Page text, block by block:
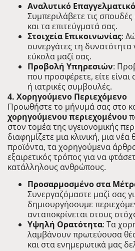
Αναλυτικό
Συμπεριλάβετε τις σπουδές
και τα επιτεύγματά σας.
Στοιχεία Επικοινωνίας:
συνεργάτες τη δυνατότητα
εύκολα μαζί σας.
Προβολή Υπηρεσιών:
που προσφέρετε, είτε
ή ιατρικές συμβουλές.
4. Χορηγούμενο Περιεχόμενο
Προωθήστε το μήνυμά σας στο
χορηγούμενου περιεχομένου
στον τομέα της υγειονομικής
διαφημίζετε μια κλινική, μια νέα
προϊόντα, τα χορηγούμενα
εξαιρετικός τρόπος για να
κατάλληλους ανθρώπους.
Προσαρμοσμένο στα
Συνεργαζόμαστε μαζί σας
δημιουργήσουμε
ανταποκρίνεται στους
Υψηλή Ορατότητα: Τα
λαμβάνουν πρωτεύουσα
και στα ενημερωτικά μας